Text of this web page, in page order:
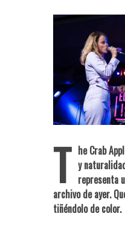
T he Crab
y
representa
archivo de ayer.
tiñéndolo de color.